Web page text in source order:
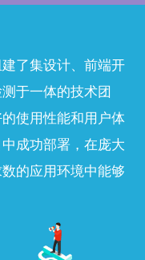
了集设计、前端开
于一体的技术团
使用性能和用户体
成功部署，在庞大
的应用环境中能够